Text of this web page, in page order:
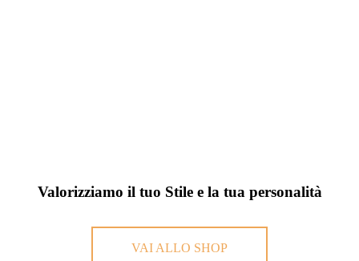
Valorizziamo il tuo Stile e la tua personalità
VAI ALLO SHOP